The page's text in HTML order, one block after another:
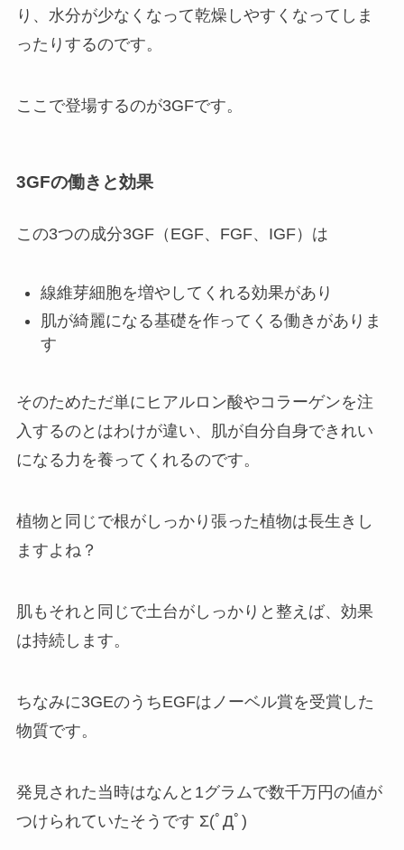
り、水分が少なくなって乾燥しやすくなってしま
ったりするのです。
ここで登場するのが3GFです。
3GFの働きと効果
この3つの成分3GF（ EGF、FGF、IGF） は
線維芽細胞を増やしてくれる効果があり
肌が綺麗になる基礎を作ってくる働きがありま
す
そのためただ単にヒアルロン酸やコラーゲンを注
入するのとはわけが違い、 肌が自分自身できれい
になる力 を養ってくれるのです。
植物と同じで根がしっかり張った植物は長生きし
ますよね？
肌もそれと同じで土台がしっかりと整えば、効果
は持続します。
ちなみに3GEのうちEGFは ノーベル賞を受賞した
物質です。
発見された当時はなんと1グラムで数千万円の値が
つけられていたそうです Σ(ﾟДﾟ)